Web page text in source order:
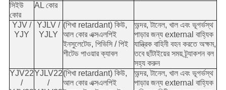
সিইউ
কোর
AL কোর
YJV /
YJY
YJLV /
YJLY
(শিখা retardant) কিউ,
আল কোর এক্সএলপিই
ইনসুলেটেড, পিভিসি / পিই
শীটেড পাওয়ার ক্যাবল
অন্দর, টানেল, খাল এবং ভূগর্ভস্থ
পাড়ার জন্য external বাহ্যিক
যান্ত্রিক বাহিনী বহন করতে অক্ষম,
তবে ছাঁটাইয়ের সময় ট্র্যাকশন বল
সহ্য করুন
YJV22
/
YJLV22
/
(শিখা retardant) কিউ,
আল কোর এক্সএলপিই
অন্দর, টানেল, খাল এবং ভূগর্ভস্থ
পাড়ার জন্য external বাহ্যিক